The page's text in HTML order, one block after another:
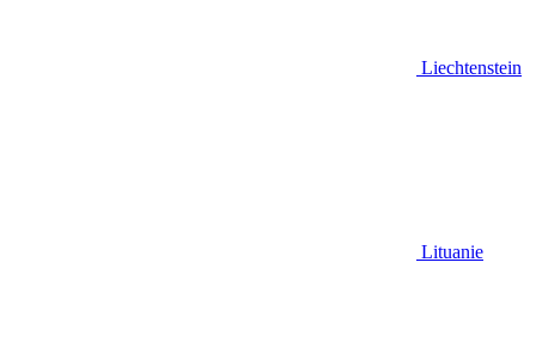
Liechtenstein
Lituanie